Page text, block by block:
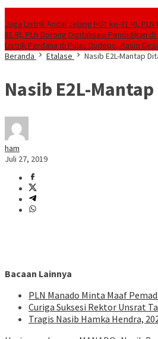
Jaga Listrik Andal Jelang HUT ke-81 RI,
81 RI, PLN Dorong Digitalisasi Pendidikan di
Listrik Perdana di Pulau Dudepo, Rasio
Beranda
Etalase Nasib E2L-Mantap
Nasib E2L-
ham
Juli 27, 2019
Bacaan Lainnya
PLN Manado Minta Maaf
Curiga Suksesi Rektor Unsrat
Tragis Nasib Hamka Hendra,